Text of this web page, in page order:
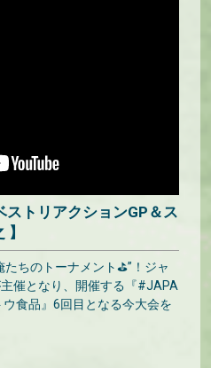
ストリアクションGP＆ス
ちのトーナメント⛳”！ジャ
催となり、開催する『#JAPA
ウ食品』6回目となる今大会を